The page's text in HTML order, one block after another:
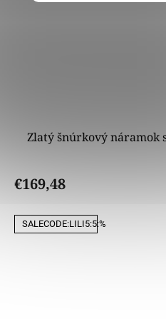
Zlatý šnúrkový náramok
€169,48
SALECODE:LILI5:5:%